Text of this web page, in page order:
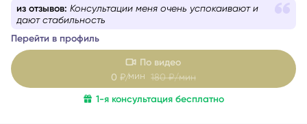
из любви. Все знания я проверяю и пропускаю через
из отзывов: Консультации меня очень успокаивают и
дают стабильность
Перейти в профиль
По видео
0 ₽/мин180 ₽/мин
1-я консультация бесплатно